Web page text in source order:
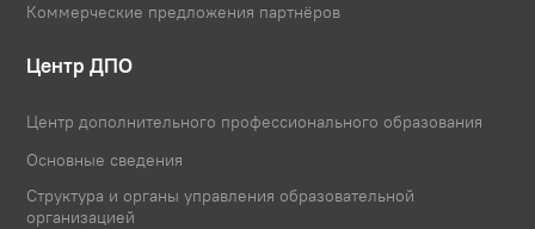
Коммерческие предложения партнёров
Центр ДПО
Центр дополнительного профессионального образования
Основные сведения
Структура и органы управления образовательной
организацией